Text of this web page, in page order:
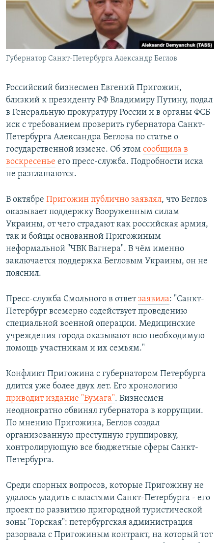
ПОБЕДИТЕЛЕЙ НЕ СУДЯТ?
КРЫМ.НЕПОКОРЕННЫЙ
УКРАИНСКАЯ ПРОБЛЕМА КРЫМА
ПРИСОЕДИНЯЙТЕСЬ!
Губернатор Санкт-Петербурга Александр Беглов
Российский бизнесмен Евгений Пригожин,
близкий к президенту РФ Владимиру Путину, подал
в Генеральную прокуратуру России и в органы ФСБ
иск с требованием проверить губернатора Санкт-
Петербурга Александра Беглова по статье о
государственной измене. Об этом сообщила в
воскресенье его пресс-служба. Подробности иска
не разглашаются.
В октябре Пригожин публично заявлял, что Беглов
оказывает поддержку Вооруженным силам
Украины, от чего страдают как российская армия,
так и бойцы основанной Пригожиным
неформальной "ЧВК Вагнера". В чём именно
заключается поддержка Бегловым Украины, он не
пояснил.
Пресс-служба Смольного в ответзаявила: "Санкт-
Петербург всемерно содействует проведению
специальной военной операции. Медицинские
учреждения города оказывают всю необходимую
помощь участникам и их семьям."
Конфликт Пригожина с губернатором Петербурга
длится уже более двух лет. Его хронологию
приводит издание "Бумага". Бизнесмен
неоднократно обвинял губернатора в коррупции.
По мнению Пригожина, Беглов создал
организованную преступную группировку,
контролирующую все бюджетные сферы Санкт-
Петербурга.
Среди спорных вопросов, которые Пригожину не
удалось уладить с властями Санкт-Петербурга - его
проект по развитию пригородной туристической
зоны "Горская": петербургская администрация
разорвала с Пригожиным контракт, на который тот